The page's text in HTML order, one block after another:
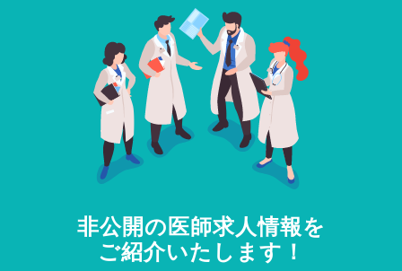
非公開の医師求人情報を
ご紹介いたします！